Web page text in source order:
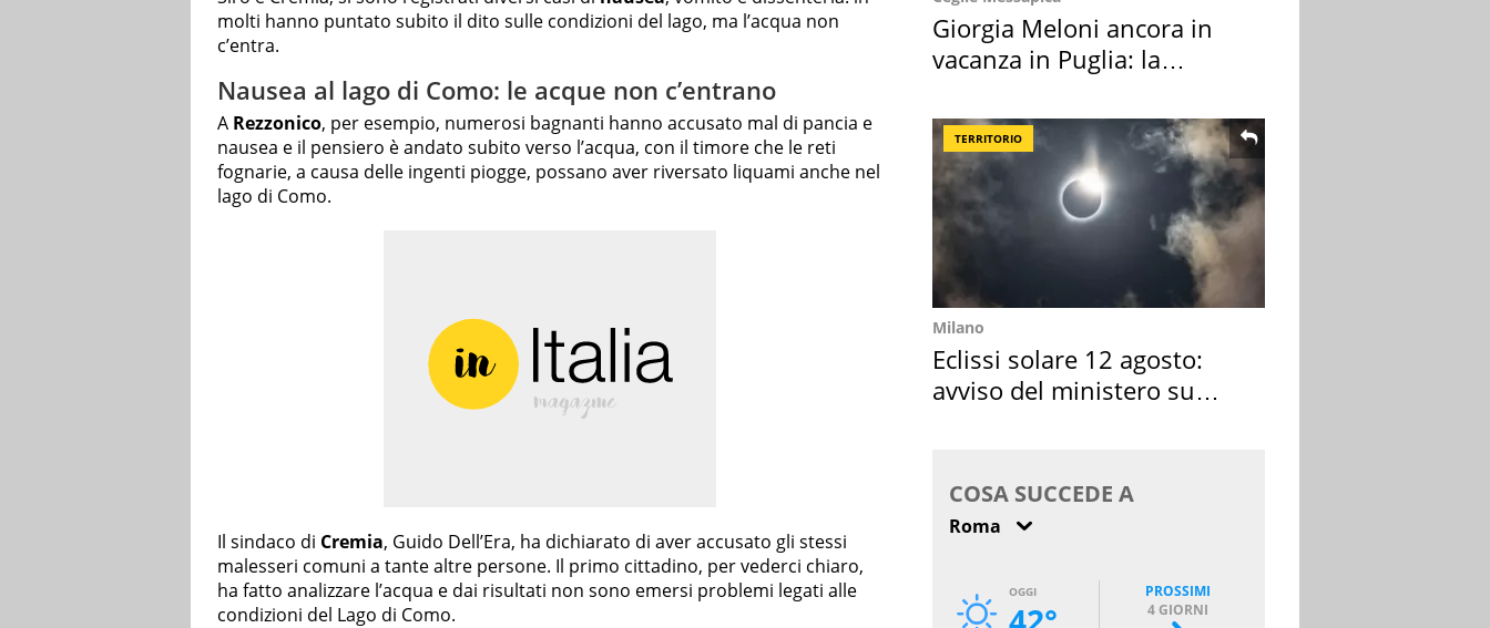
molti hanno puntato subito il dito sulle condizioni del lago, ma l’acqua non
c’entra.
Nausea al lago di Como: le acque non c’entrano
A Rezzonico, per esempio, numerosi bagnanti hanno accusato mal di pancia e
nausea e il pensiero è andato subito verso l’acqua, con il timore che le reti
fognarie, a causa delle ingenti piogge, possano aver riversato liquami anche nel
lago di Como.
Il sindaco di Cremia, Guido Dell’Era, ha dichiarato di aver accusato gli stessi
malesseri comuni a tante altre persone. Il primo cittadino, per vederci chiaro,
ha fatto analizzare l’acqua e dai risultati non sono emersi problemi legati alle
condizioni del Lago di Como.
Giorgia Meloni ancora in
vacanza in Puglia: la
TERRITORIO
Milano
Eclissi solare 12 agosto:
avviso del ministero su